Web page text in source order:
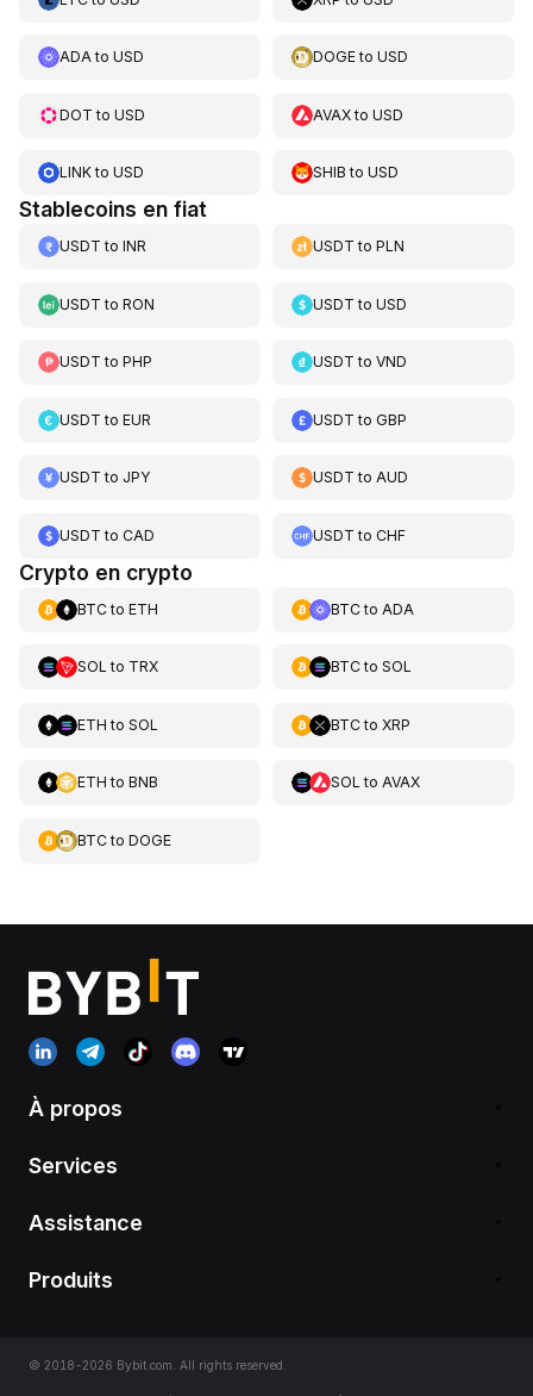
ADAto USD DOGEtoUSD
DOT to USD AVAXtoUSD
LINKto USD SHIB toUSD
Stablecoins en fiat
USDT to INR USDT toPLN
USDT to RON USDT toUSD
USDT to PHP USDT toVND
USDT to EUR USDT toGBP
USDT to JPY USDT toAUD
USDT to CAD USDT toCHF
Crypto en crypto
BTCto ETH BTCto ADA
SOL to TRX BTCto SOL
ETH to SOL BTCto XRP
ETH to BNB SOL to AVAX
BTCto DOGE
À propos
Services
Assistance
Produits
© 2018-2026 Bybit.com. All rights reserved.